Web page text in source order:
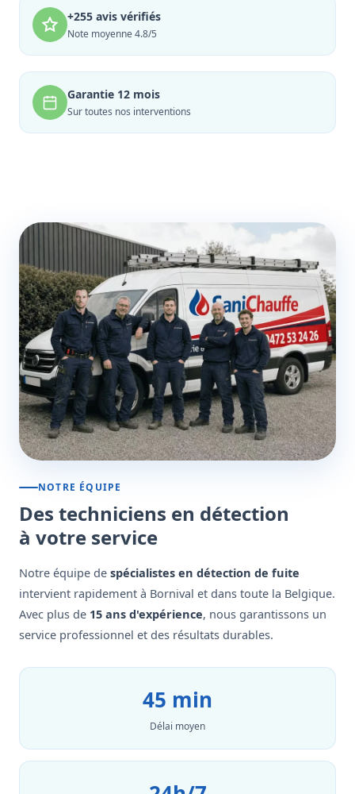
+255 avis vérifiés
Note moyenne 4.8/5
Garantie 12 mois
Sur toutes nos interventions
NOTRE ÉQUIPE
Des techniciens en détection
à votre service
Notre équipe de spécialistes en détection de fuite
intervient rapidement à Bornival et dans toute la Belgique.
Avec plus de 15 ans d'expérience, nous garantissons un
service professionnel et des résultats durables.
45 min
Délai moyen